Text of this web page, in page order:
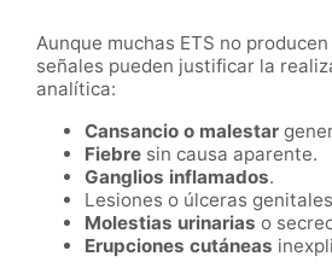
Aunque muchas ETS no
señales pueden justificar la
analítica:
Cansancio o malestar
Fiebre sin causa aparente.
Ganglios inflamados.
Lesiones o úlceras
Molestias urinarias o
Erupciones cutáneas